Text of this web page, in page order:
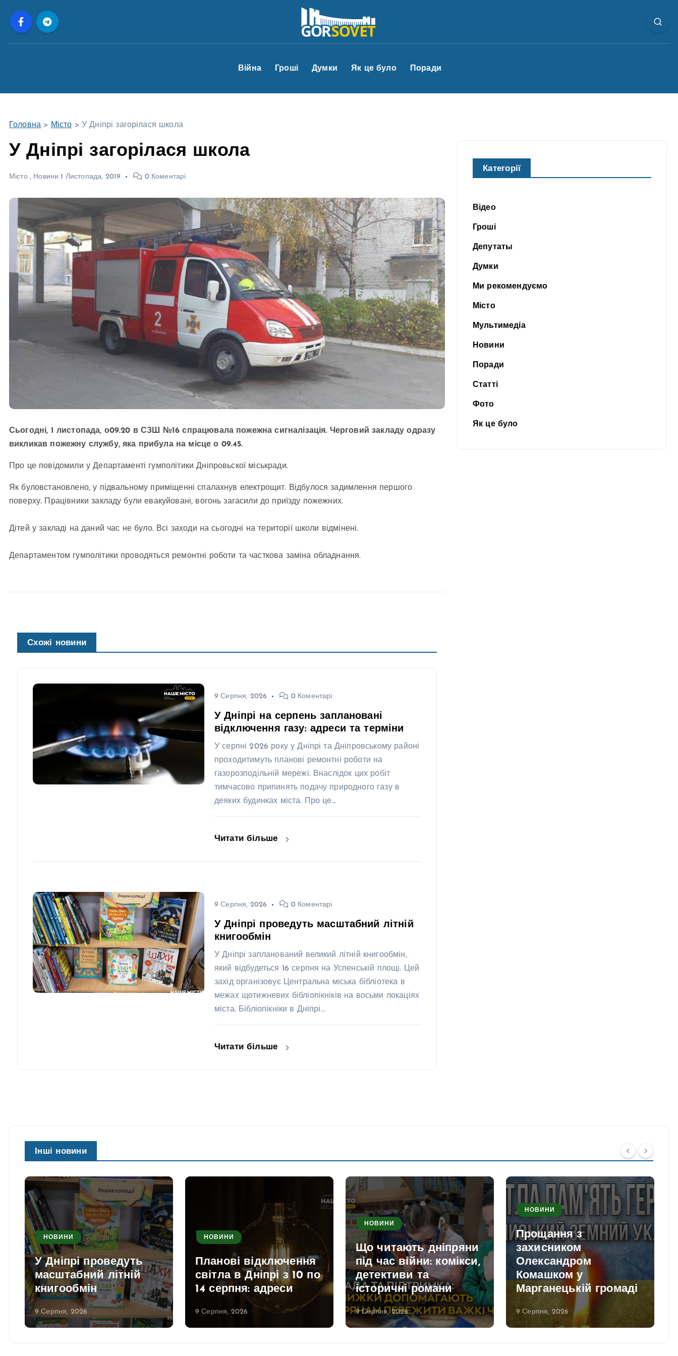
Війна Гроші Думки Як це було Поради
Головна > Місто > У Дніпрі загорілася школа
У Дніпрі загорілася школа
Місто, Новини 1 Листопада, 2019 0 Коментарі
Сьогодні, 1 листопада, о09.20 в СЗШ №16 спрацювала пожежна сигналізація. Черговий закладу одразу
викликав пожежну службу, яка прибула на місце о 09.45. ⠀
Про це повідомили у Департаменті гумполітики Дніпровьскої міськради.
Як буловстановлено, у підвальному приміщенні спалахнув електрощит. Відбулося задимлення першого
поверху. Працівники закладу були евакуйовані, вогонь загасили до приїзду пожежних.
Дітей у закладі на даний час не було. Всі заходи на сьогодні на території школи відмінені.
Департаментом гумполітики проводяться ремонтні роботи та часткова заміна обладнання.
Схожі новини
9 Серпня, 2026 0 Коментарі
У Дніпрі на серпень заплановані
відключення газу: адреси та терміни
У серпні 2026 року у Дніпрі та Дніпровському районі
проходитимуть планові ремонтні роботи на
газорозподільній мережі. Внаслідок цих робіт
тимчасово припинять подачу природного газу в
деяких будинках міста. Про це…
Читати більше
9 Серпня, 2026 0 Коментарі
У Дніпрі проведуть масштабний літній
книгообмін
У Дніпрі запланований великий літній книгообмін,
який відбудеться 16 серпня на Успенській площі. Цей
захід організовує Центральна міська бібліотека в
межах щотижневих бібліопікніків на восьми локаціях
міста. Бібліопікніки в Дніпрі…
Читати більше
Категорії
Відео
Гроші
Депутаты
Думки
Ми рекомендуємо
Місто
Мультимедіа
Новини
Поради
Статті
Фото
Як це було
Інші новини
НОВИНИ
У Дніпрі проведуть
масштабний літній
книгообмін
9 Серпня, 2026
НОВИНИ
Планові відключення
світла в Дніпрі з 10 по
14 серпня: адреси
9 Серпня, 2026
НОВИНИ
Що читають дніпряни
під час війни: комікси,
детективи та
історичні романи
9 Серпня, 2026
НОВИНИ
Прощання з
захисником
Олександром
Комашком у
Марганецькій громаді
9 Серпня, 2026